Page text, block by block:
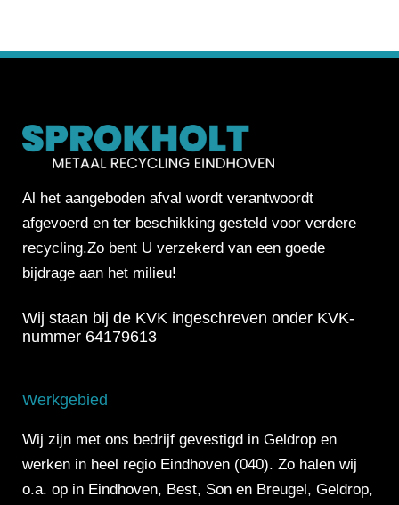
Al het aangeboden afval wordt verantwoordt
afgevoerd en ter beschikking gesteld voor verdere
recycling.Zo bent U verzekerd van een goede
bijdrage aan het milieu!
Wij staan bij de KVK ingeschreven onder KVK-
nummer 64179613
Werkgebied
Wij zijn met ons bedrijf gevestigd in Geldrop en
werken in heel regio Eindhoven (040). Zo halen wij
o.a. op in Eindhoven, Best, Son en Breugel, Geldrop,